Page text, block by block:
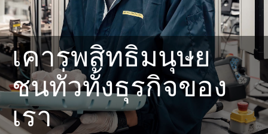
เคารพสิทธิมนุษย
ชนทั่วทั้งธุรกิจของ
เรา